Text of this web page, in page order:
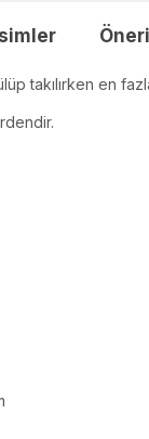
takılırken en